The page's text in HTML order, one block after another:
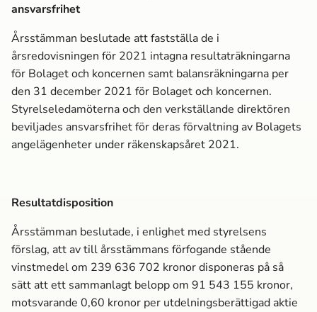
ansvarsfrihet
Årsstämman beslutade att fastställa de i
årsredovisningen för 2021 intagna resultaträkningarna
för Bolaget och koncernen samt balansräkningarna per
den 31 december 2021 för Bolaget och koncernen.
Styrelseledamöterna och den verkställande direktören
beviljades ansvarsfrihet för deras förvaltning av Bolagets
angelägenheter under räkenskapsåret 2021.
Resultatdisposition
Årsstämman beslutade, i enlighet med styrelsens
förslag, att av till årsstämmans förfogande stående
vinstmedel om 239 636 702 kronor disponeras på så
sätt att ett sammanlagt belopp om 91 543 155 kronor,
motsvarande 0,60 kronor per utdelningsberättigad aktie